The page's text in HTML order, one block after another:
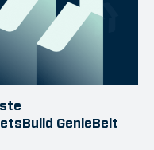
GenieBelt